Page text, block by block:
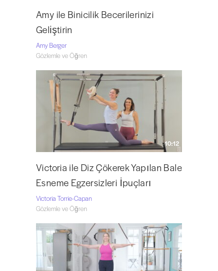
Amy ile Binicilik Becerilerinizi
Geliştirin
Amy Berger
Gözlemle ve Öğren
10:12
Victoria ile Diz Çökerek Yapılan Bale
Esneme Egzersizleri İpuçları
Victoria Torrie-Capan
Gözlemle ve Öğren